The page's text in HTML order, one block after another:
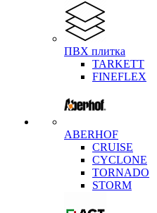
ПВХ плитка
TARKETT
FINEFLEX
ABERHOF
CRUISE
CYCLONE
TORNADO
STORM